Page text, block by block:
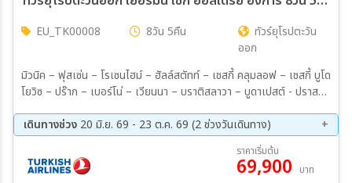
EU_TK00008 8วัน 5คืน
ทัวร์ยุโรปตะวัน
ออก
มิวนิค – ฟุสเซ่น – โรเซนไฮม์ – ฮัลล์สตัทท์ – เชสกี้ คลุมลอฟ – เชสกี้ บูโด
โยวิซ – ปร๊าก – เบอร์โน่ – เวียนนา – บราติสลาวา – บูดาเปสต์ - ปราสาท
มลอฟ – ปราสาทปร๊าก – มหาวิหารเซนต์วิตัส – กำแพงเลนนอน – สะ
พานชาร์ลส์ – จัตุรัสเมืองเก่า – หอนาฬิกาดาราศาสตร์ – พระราชวังเชินบ
รุนน์ – อนุสาวรีย์โยฮันสเตร้าส์ – โบสถ์เซนต์สตีเฟน – สวนสาธารณะสตัด
ปาร์ค – ประตูไมเคิล – รูปปั้นคนตกท่อคูมิล – รูปปั้นนโปเลียน – เมืองเก่า
เดินทางช่วง 20 มิ.ย. 69 - 23 ต.ค. 69 (2 ช่วงวันเดินทาง)
16 ต.ค. 69 - 23 ต.ค. 69
ราคาเริ่มต้น
69,900 บาท